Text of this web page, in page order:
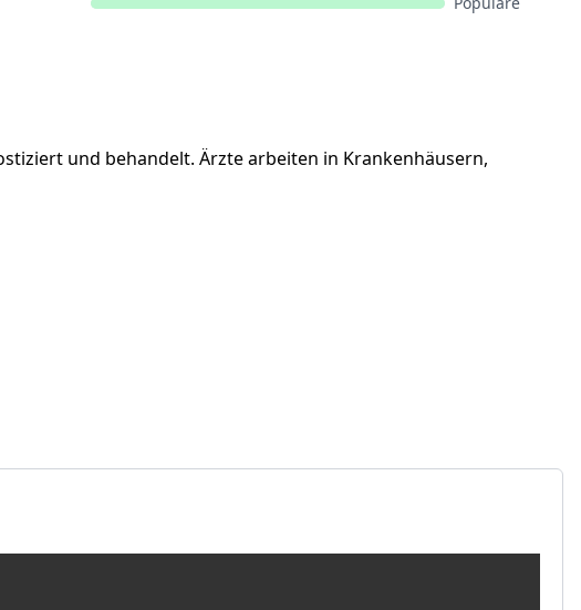
und behandelt. Ärzte arbeiten in Krankenhäusern,